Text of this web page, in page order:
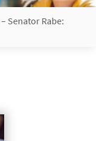
Senator Rabe: